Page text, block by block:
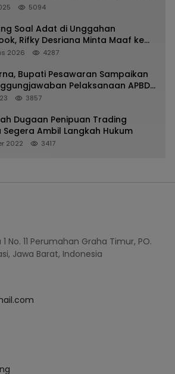
Kota Batu
5094
Soal Adat di Unggahan
Rifky Desriana Minta Maaf ke
Bupati Kubar
2026 4287
Bupati Pesawaran Sampaikan
Pelaksanaan APBD
3857
Dugaan Penipuan Trading
Segera Ambil Langkah Hukum
2022 3417
No. 11 Perumahan Graha Timur, PO.
Jawa Barat, Indonesia